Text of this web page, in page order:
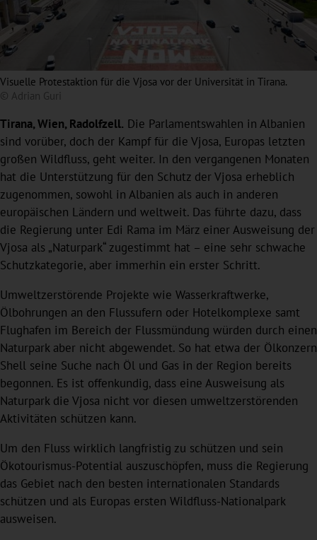
Visuelle Protestaktion für die Vjosa vor der Universität in Tirana.
© Adrian Guri
Tirana, Wien, Radolfzell. Die Parlamentswahlen in Albanien
sind vorüber, doch der Kampf für die Vjosa, Europas letzten
großen Wildfluss, geht weiter. In den vergangenen Monaten
hat die Unterstützung für den Schutz der Vjosa erheblich
zugenommen, sowohl in Albanien als auch in anderen
europäischen Ländern und weltweit. Das führte dazu, dass
die Regierung unter Edi Rama im März einer Ausweisung der
Vjosa als „Naturpark“ zugestimmt hat – eine sehr schwache
Schutzkategorie, aber immerhin ein erster Schritt.
Umweltzerstörende Projekte wie Wasserkraftwerke,
Ölbohrungen an den Flussufern oder Hotelkomplexe samt
Flughafen im Bereich der Flussmündung würden durch einen
Naturpark aber nicht abgewendet. So hat etwa der Ölkonzern
Shell seine Suche nach Öl und Gas in der Region bereits
begonnen. Es ist offenkundig, dass eine Ausweisung als
Naturpark die Vjosa nicht vor diesen umweltzerstörenden
Aktivitäten schützen kann.
Um den Fluss wirklich langfristig zu schützen und sein
Ökotourismus-Potential auszuschöpfen, muss die Regierung
das Gebiet nach den besten internationalen Standards
schützen und als Europas ersten Wildfluss-Nationalpark
ausweisen.